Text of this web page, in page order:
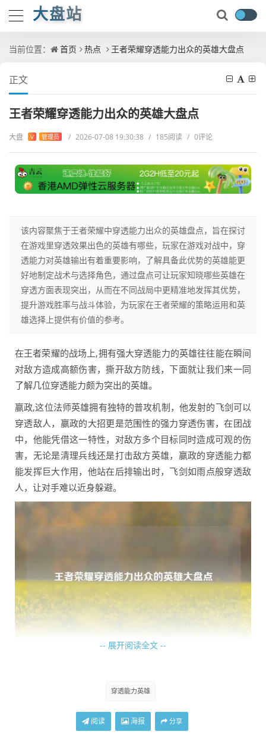
大盘站
当前位置： 首页 热点 王者荣耀穿透能力出众的英雄大盘点
正文
王者荣耀穿透能力出众的英雄大盘点
大盘 V 管理员 / 2026-07-08 19:30:38 / 185阅读 / 0评论
该内容聚焦于王者荣耀中穿透能力出众的英雄盘点，旨在探讨
在游戏里穿透效果出色的英雄有哪些，玩家在游戏对战中，穿
透能力对英雄输出有着重要影响，了解具备此优势的英雄能更
好地制定战术与选择角色，通过盘点可让玩家知晓哪些英雄在
穿透方面表现突出，从而在不同战局中更精准地发挥其优势，
提升游戏胜率与战斗体验，为玩家在王者荣耀的策略运用和英
雄选择上提供有价值的参考。
在王者荣耀的战场上,拥有强大穿透能力的英雄往往能在瞬间
对敌方造成高额伤害，撕开敌方防线，下面就让我们来一同
了解几位穿透能力颇为突出的英雄。
嬴政,这位法师英雄拥有独特的普攻机制，他发射的飞剑可以
穿透敌人，嬴政的大招更是范围性的强力穿透伤害，在团战
中，他能凭借这一特性，对敌方多个目标同时造成可观的伤
害，无论是清理兵线还是打击敌方英雄，嬴政的穿透能力都
能发挥巨大作用，他站在后排输出时，飞剑如雨点般穿透敌
人，让对手难以近身躲避。
透能力，他的一技能可以向指定方向发射六枚令牌，令牌会
穿透敌人，在对线期，狄仁杰利用一技能的穿透伤害可以轻
-- 展开阅读全文 --
穿透能力英雄
阅读 海报 分享